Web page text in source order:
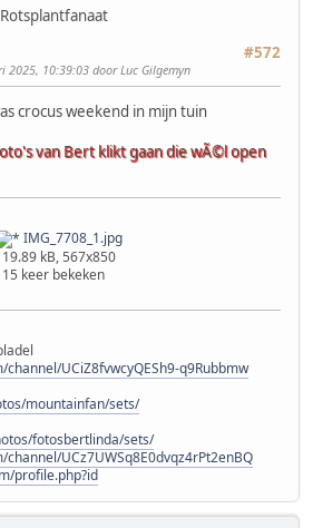
Rotsplantfanaat
#572
2025, 10:39:03 door Luc Gilgemyn
crocus weekend in mijn tuin
van Bert klikt gaan die wÃ©l open
IMG_7708_1.jpg
kB, 567x850
keer bekeken
UCiZ8fvwcyQESh9-q9Rubbmw
mountainfan/sets/
fotosbertlinda/sets/
UCz7UWSq8E0dvqz4rPt2enBQ
profile.php?id